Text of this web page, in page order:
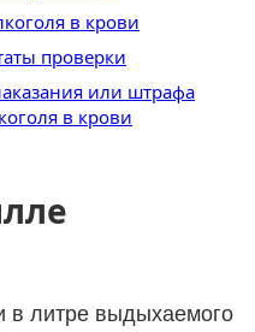
в крови
проверки
или штрафа
в крови
в литре выдыхаемого